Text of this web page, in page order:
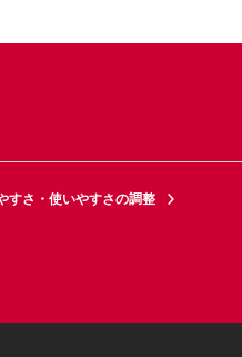
すさ・使いやすさの調整